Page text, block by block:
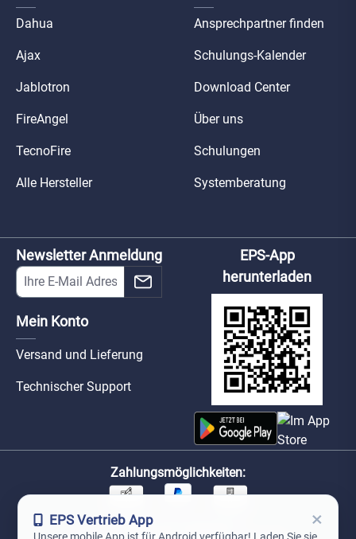
Dahua
Ajax
Jablotron
FireAngel
TecnoFire
Alle Hersteller
Ansprechpartner finden
Schulungs-Kalender
Download Center
Über uns
Schulungen
Systemberatung
Newsletter Anmeldung
Mein Konto
Versand und Lieferung
Technischer Support
EPS-App
herunterladen
Zahlungsmöglichkeiten:
Unsere Versandpartner:
EPS Vertrieb App ×